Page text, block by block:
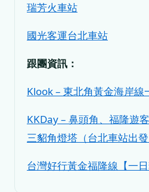
瑞芳火車站
國光客運台北車站
跟團資訊：
Klook – 東北角黃金海岸線
KKDay – 鼻頭角、福隆遊
三貂角燈塔（台北車站出發
台灣好行黃金福隆線【一日